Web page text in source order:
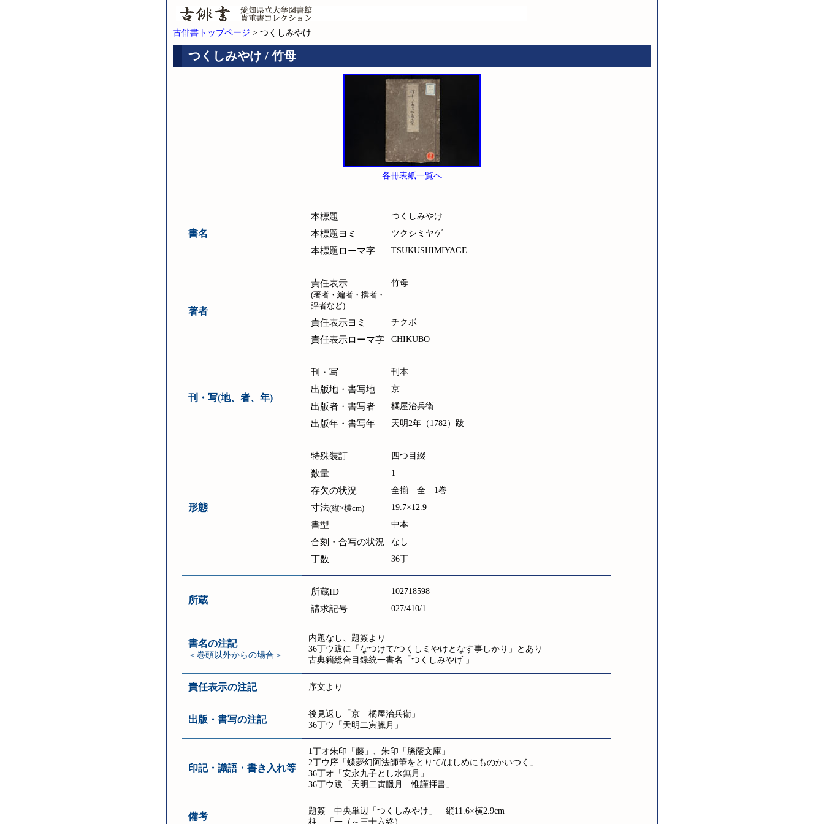
古俳書トップページ > つくしみやけ
つくしみやけ / 竹母
各冊表紙一覧へ
書名
本標題 つくしみやけ
本標題ヨミ ツクシミヤゲ
本標題ローマ字 TSUKUSHIMIYAGE
著者
責任表示
(著者・編者・撰者・
評者など)
竹母
責任表示ヨミ チクボ
責任表示ローマ字 CHIKUBO
刊・写(地、者、年)
刊・写 刊本
出版地・書写地 京
出版者・書写者 橘屋治兵衛
出版年・書写年 天明2年（1782）跋
形態
特殊装訂 四つ目綴
数量 1
存欠の状況 全揃 全 1巻
寸法(縦×横cm) 19.7×12.9
書型 中本
合刻・合写の状況 なし
丁数 36丁
所蔵
所蔵ID 102718598
請求記号 027/410/1
書名の注記
＜巻頭以外からの場合＞
内題なし、題簽より
36丁ウ跋に「なつけて/つくしミやけとなす事しかり」とあり
古典籍総合目録統一書名「つくしみやげ 」
責任表示の注記 序文より
出版・書写の注記
後見返し「京 橘屋治兵衛」
36丁ウ「天明二寅臘月」
印記・識語・書き入れ等
1丁オ朱印「藤」、朱印「縢蔭文庫」
2丁ウ序「蝶夢幻阿法師筆をとりて/はしめにものかいつく」
36丁オ「安永九子とし水無月」
36丁ウ跋「天明二寅臘月 惟謹拝書」
備考
題簽 中央単辺「つくしみやけ」 縦11.6×横2.9cm
柱 「一（～三十六終）」